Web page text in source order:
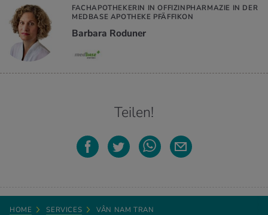
FACHAPOTHEKERIN IN OFFIZINPHARMAZIE IN DER
MEDBASE APOTHEKE PFÄFFIKON
Barbara Roduner
Teilen!
HOME SERVICES VÂN NAM TRAN